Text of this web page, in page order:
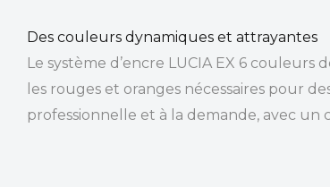
Des couleurs dynamiques et attrayantes
Le système d’encre LUCIA EX 6
les rouges et oranges nécessaires pour
professionnelle et à la demande, avec un